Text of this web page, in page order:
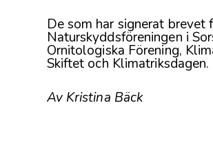
De som har signerat brevet
Naturskyddsföreningen i
Ornitologiska Förening,
Skiftet och Klimatriksdagen.
Av Kristina Bäck